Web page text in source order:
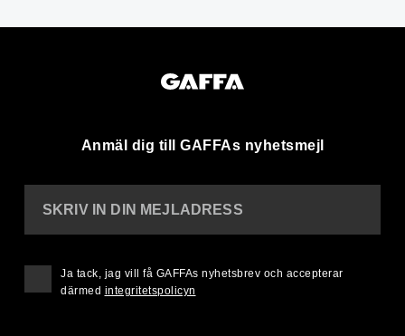
Anmäl dig till GAFFAs nyhetsmejl
SKRIV IN DIN MEJLADRESS
Ja tack, jag vill få GAFFAs nyhetsbrev och accepterar
därmed integritetspolicyn